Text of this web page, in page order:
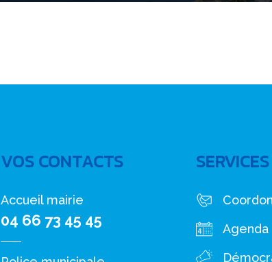
VOS CONTACTS
Accueil mairie
04 66 73 45 45
Agenda